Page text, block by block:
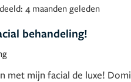
4 maanden geleden
behandeling!
met mijn facial de luxe!